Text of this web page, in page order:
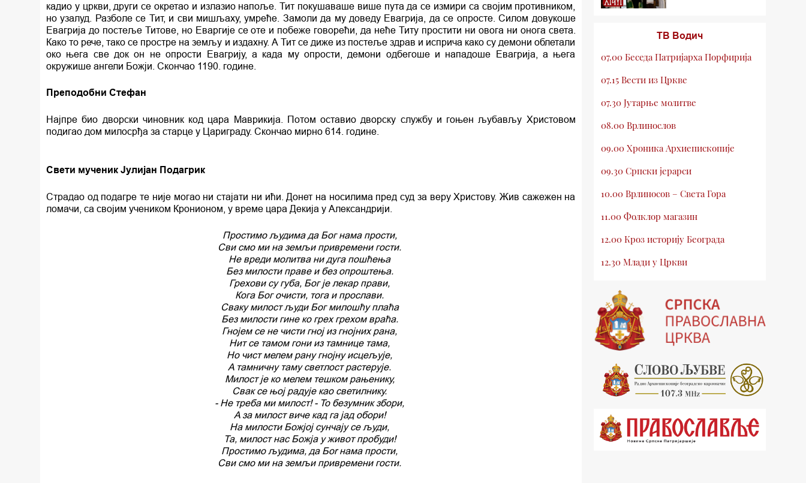
кадио у цркви, други се окретао и излазио напоље. Тит покушаваше више пута да се измири са својим противником,
но узалуд. Разболе се Тит, и сви мишљаху, умреће. Замоли да му доведу Евагрија, да се опросте. Силом довукоше
Евагрија до постеље Титове, но Еваргије се оте и побеже говорећи, да неће Титу простити ни овога ни онога света.
Како то рече, тако се простре на земљу и издахну. А Тит се диже из постеље здрав и исприча како су демони облетали
око њега све док он не опрости Евагрију, а када му опрости, демони одбегоше и нападоше Евагрија, а њега
окружише ангели Божји. Скончао 1190. године.
Преподобни Стефан
Најпре био дворски чиновник код цара Маврикија. Потом оставио дворску службу и гоњен љубављу Христовом
подигао дом милосрђа за старце у Цариграду. Скончао мирно 614. године.
Свети мученик Јулијан Подагрик
Страдао од подагре те није могао ни стајати ни ићи. Донет на носилима пред суд за веру Христову. Жив сажежен на
ломачи, са својим учеником Кронионом, у време цара Декија у Александрији.
Простимо људима да Бог нама прости,
Сви смо ми на земљи привремени гости.
Не вреди молитва ни дуга пошћења
Без милости праве и без опроштења.
Грехови су губа, Бог је лекар прави,
Кога Бог очисти, тога и прослави.
Сваку милост људи Бог милошћу плаћа
Без милости гине ко грех грехом враћа.
Гнојем се не чисти гној из гнојних рана,
Нит се тамом гони из тамнице тама,
Но чист мелем рану гнојну исцељује,
A тамничну таму светлост растерује.
Милост је ко мелем тешком рањенику,
Свак се њој радује као светилнику.
- He треба ми милост! - To безумник збори,
A за милост виче кад га јад обори!
На милости Божјој сунчају се људи,
Та, милост нас Божја у живот пробуди!
Простимо људима, да Бor нама прости,
Сви смо ми на земљи привремени гости.
ТВ Водич
07.00 Беседа Патријарха Порфирија
07.15 Вести из Цркве
07.30 Јутарње молитве
08.00 Врлинослов
09.00 Хроника Архиепископије
09.30 Српски јерарси
10.00 Врлиносов – Света Гора
11.00 Фолклор магазин
12.00 Кроз историју Београда
12.30 Млади у Цркви
13.30 Храм културе
14.00 Питања и одговори
15.03 Беседа Патријарха Порфирија
15.15 Молитве
15.30 Манастири на Косову и
Метохији
16.03 Српска историјска читанка